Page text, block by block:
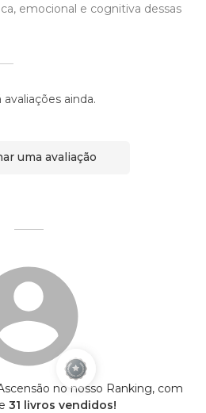
emocional e cognitiva dessas
avaliações ainda.
uma avaliação
no nosso Ranking, com
31 livros vendidos!